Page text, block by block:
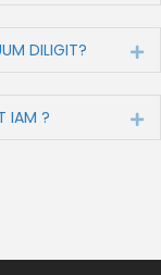
DILIGIT?
IAM ?